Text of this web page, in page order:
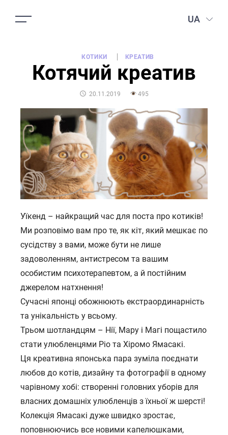
UA
КОТИКИ КРЕАТИВ
Котячий креатив
POSTED
20.11.2019 495
Уїкенд – найкращий час для поста про котиків!
Ми розповімо вам про те, як кіт, який мешкає по
сусідству з вами, може бути не лише
задоволенням, антистресом та вашим
особистим психотерапевтом, а й постійним
джерелом натхнення!
Сучасні японці обожнюють екстраординарність
та унікальність у всьому.
Трьом шотландцям – Нії, Мару і Магі пощастило
стати улюбленцями Ріо та Хіромо Ямасакі.
Ця креативна японська пара зуміла поєднати
любов до котів, дизайну та фотографії в одному
чарівному хобі: створенні головних уборів для
власних домашніх улюбленців з їхньої ж шерсті!
Колекція Ямасакі дуже швидко зростає,
поповнюючись все новими капелюшками,